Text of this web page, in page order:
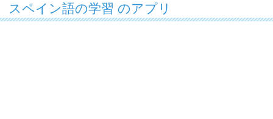
スペイン語の学習 のアプリ